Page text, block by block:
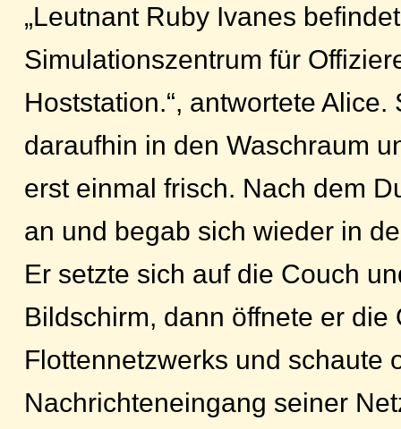
„Leutnant Ruby Ivanes
Simulationszentrum für
Hoststation.“, antwortete
daraufhin in den Waschraum
erst einmal frisch. Nach dem
an und begab sich wieder in
Er setzte sich auf die Couch
Bildschirm, dann öffnete er die
Flottennetzwerks und schaute
Nachrichteneingang seiner